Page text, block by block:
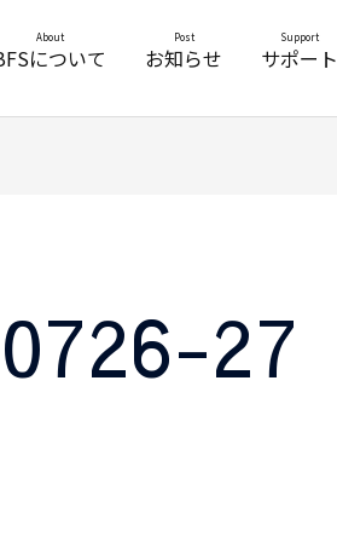
について
About
お知らせ
Post
サポート
Support
27